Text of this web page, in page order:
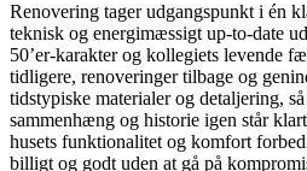
Renovering tager udgangspunkt i én
teknisk og energimæssigt up-to-date
50’er-karakter og kollegiets levende
tidligere, renoveringer tilbage og
tidstypiske materialer og detaljering,
sammenhæng og historie igen står
husets funktionalitet og komfort
billigt og godt uden at gå på